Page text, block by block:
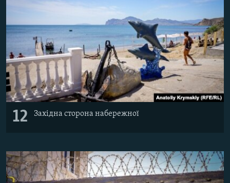
12 Західна сторона набережної